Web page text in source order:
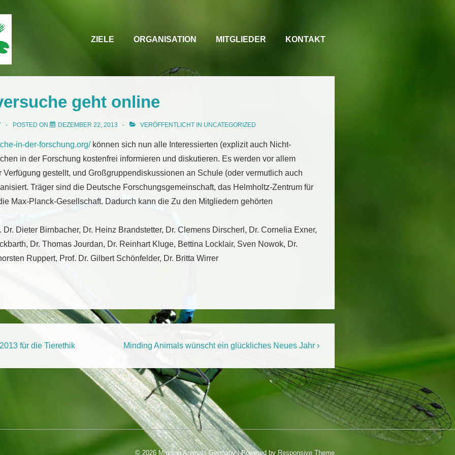
ZIELE ORGANISATION MITGLIEDER KONTAKT
geht online
POSTED ON DEZEMBER 22, 2013 VERÖFFENTLICHT IN UNCATEGORIZED
in-der-forschung.org/können sich nun alle Interessierten (explizit auch Nicht-
in der Forschung kostenfrei informieren und diskutieren. Es werden vor allem
Verfügung gestellt, und Großgruppendiskussionen an Schule (oder vermutlich auch
Träger sind die Deutsche Forschungsgemeinschaft, das Helmholtz-Zentrum für
Max-Planck-Gesellschaft. Dadurch kann die Zu den Mitgliedern gehörten
Dr. Dieter Birnbacher, Dr. Heinz Brandstetter, Dr. Clemens Dirscherl, Dr. Cornelia Exner,
Dr. Thomas Jourdan, Dr. Reinhart Kluge, Bettina Locklair, Sven Nowok, Dr.
Ruppert, Prof. Dr. Gilbert Schönfelder, Dr. Britta Wirrer
für die Tierethik
Next
is
Minding Animals wünscht ein glückliches Neues Jahr ›
© 2026 Minding Animals Germany| Powered by Responsive Theme